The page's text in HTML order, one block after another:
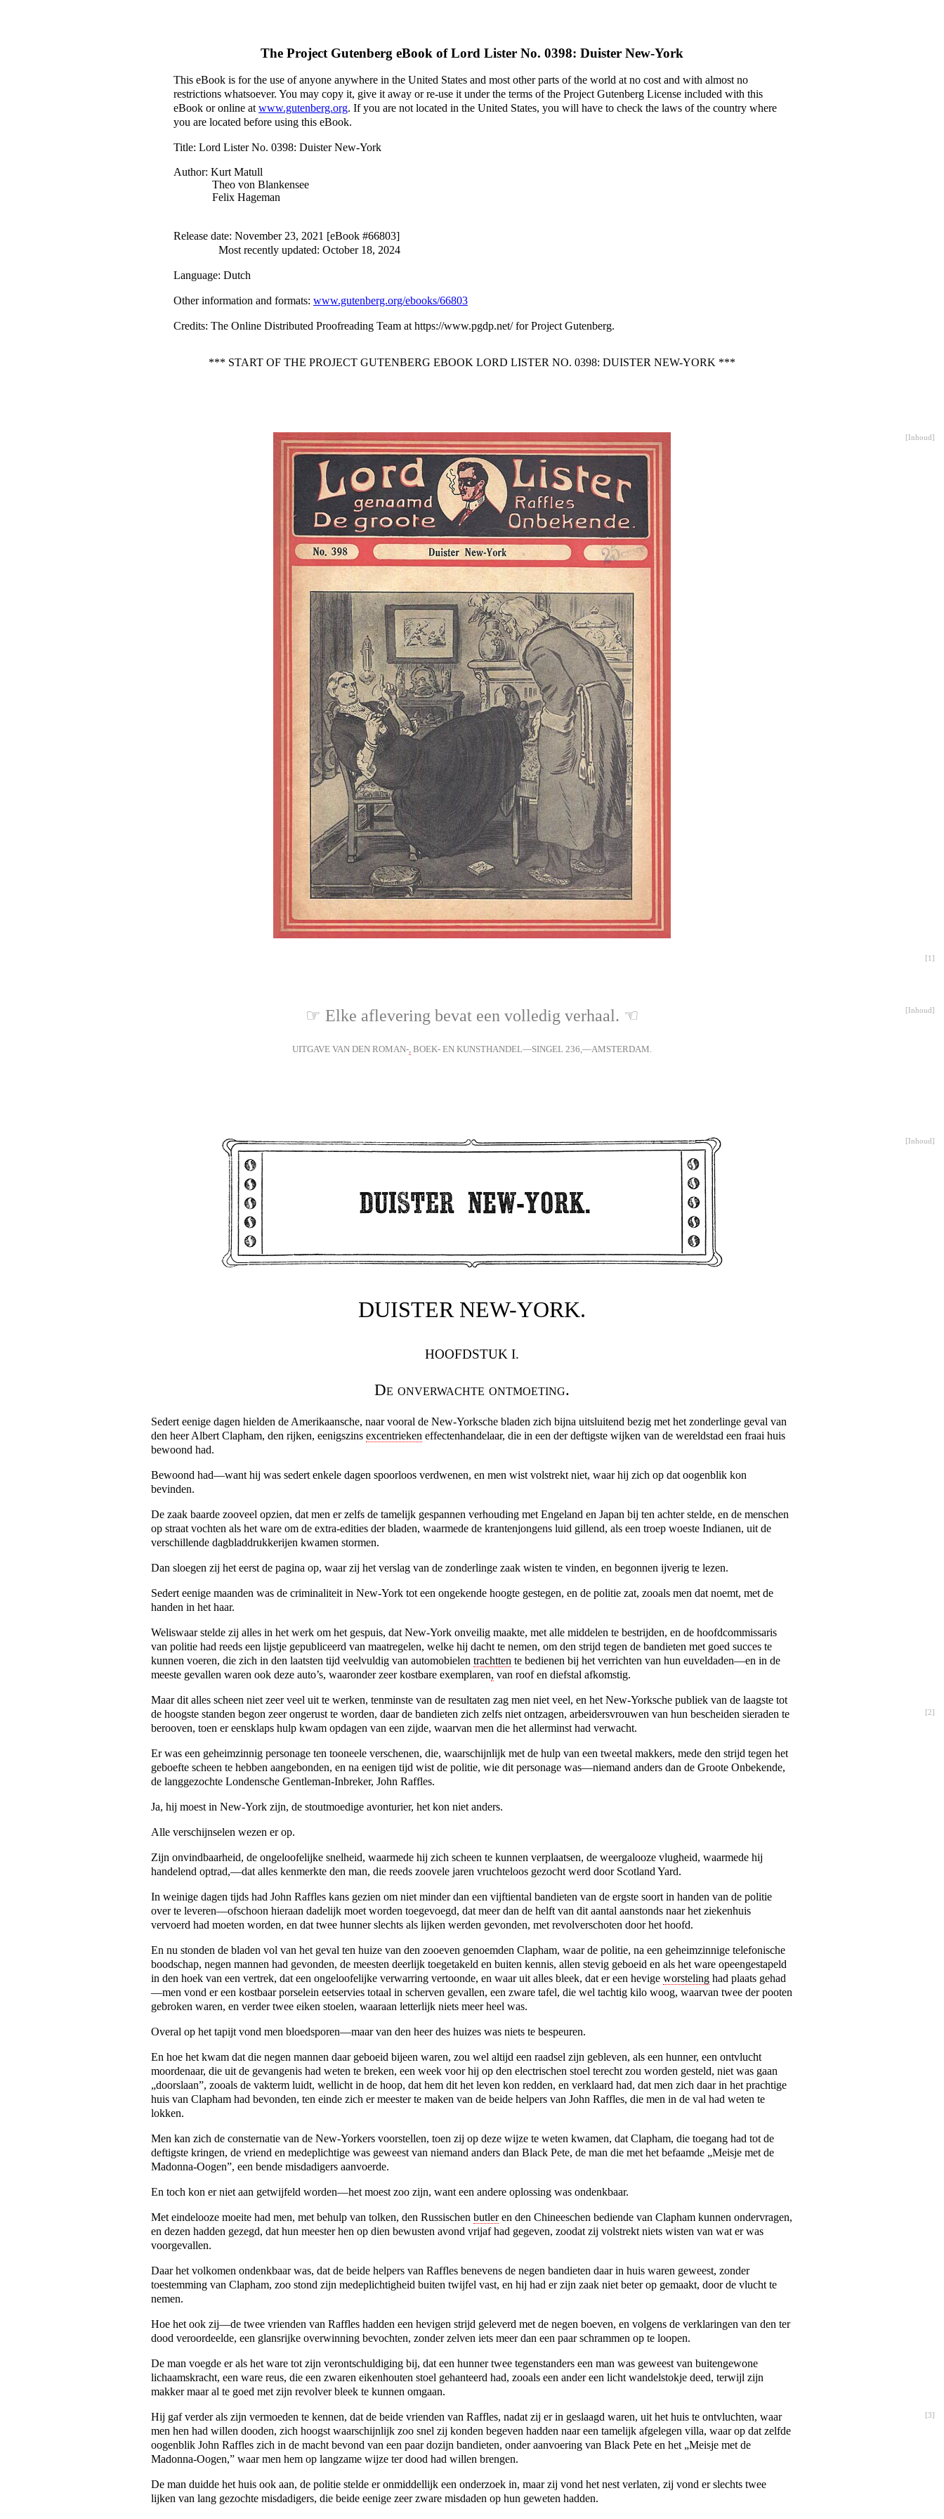
The Project Gutenberg eBook ofLord Lister No. 0398: Duister New-York
This eBook is for the use of anyone anywhere in the United States and most other parts of the world at no cost and with almost no
restrictions whatsoever. You may copy it, give it away or re-use it under the terms of the Project Gutenberg License included with this
eBook or online atwww.gutenberg.org. If you are not located in the United States, you will have to check the laws of the country where
you are located before using this eBook.
Title: Lord Lister No. 0398: Duister New-York
Author: Kurt Matull
Theo von Blankensee
Felix Hageman
Release date: November 23, 2021 [eBook #66803]
Most recently updated: October 18, 2024
Language: Dutch
Other information and formats:www.gutenberg.org/ebooks/66803
Credits: The Online Distributed Proofreading Team at https://www.pgdp.net/ for Project Gutenberg.
*** START OF THE PROJECT GUTENBERG EBOOK LORD LISTER NO. 0398: DUISTER NEW-YORK ***
[ Inhoud]
[1 ]
[Inhoud]
☞ Elke aflevering bevat een volledig verhaal. ☜
UITGAVE VAN DEN ROMAN- BOEK- EN KUNSTHANDEL—SINGEL 236,—AMSTERDAM.
[Inhoud]
DUISTER NEW-YORK.
HOOFDSTUK I.
De onverwachte ontmoeting.
Sedert eenige dagen hielden de Amerikaansche, naar vooral de New-Yorksche bladen zich bijna uitsluitend bezig met het zonderlinge geval van
den heer Albert Clapham, den rijken, eenigszinsexcentrieken effectenhandelaar, die in een der deftigste wijken van de wereldstad een fraai huis
bewoond had.
Bewoond had—want hij was sedert enkele dagen spoorloos verdwenen, en men wist volstrekt niet, waar hij zich op dat oogenblik kon
bevinden.
De zaak baarde zooveel opzien, dat men er zelfs de tamelijk gespannen verhouding met Engeland en Japan bij ten achter stelde, en de menschen
op straat vochten als het ware om de extra-edities der bladen, waarmede de krantenjongens luid gillend, als een troep woeste Indianen, uit de
verschillende dagbladdrukkerijen kwamen stormen.
Dan sloegen zij het eerst de pagina op, waar zij het verslag van de zonderlinge zaak wisten te vinden, en begonnen ijverig te lezen.
Sedert eenige maanden was de criminaliteit in New-York tot een ongekende hoogte gestegen, en de politie zat, zooals men dat noemt, met de
handen in het haar.
Weliswaar stelde zij alles in het werk om het gespuis, dat New-York onveilig maakte, met alle middelen te bestrijden, en de hoofdcommissaris
van politie had reeds een lijstje gepubliceerd van maatregelen, welke hij dacht te nemen, om den strijd tegen de bandieten met goed succes te
kunnen voeren, die zich in den laatsten tijd veelvuldig van automobielentrachtten te bedienen bij het verrichten van hun euveldaden—en in de
meeste gevallen waren ook deze auto’s, waaronder zeer kostbare exemplaren, van roof en diefstal afkomstig.
Maar dit alles scheen niet zeer veel uit te werken, tenminste van de resultaten zag men niet veel, en het New-Yorksche publiek van de laagste tot
de hoogste standen begon zeer ongerust te worden,
[2]
daar de bandieten zich zelfs niet ontzagen, arbeidersvrouwen van hun bescheiden sieraden te
berooven, toen er eensklaps hulp kwam opdagen van een zijde, waarvan men die het allerminst had verwacht.
Er was een geheimzinnig personage ten tooneele verschenen, die, waarschijnlijk met de hulp van een tweetal makkers, mede den strijd tegen het
geboefte scheen te hebben aangebonden, en na eenigen tijd wist de politie, wie dit personage was—niemand anders dan de Groote Onbekende,
de langgezochte Londensche Gentleman-Inbreker, John Raffles.
Ja, hij moest in New-York zijn, de stoutmoedige avonturier, het kon niet anders.
Alle verschijnselen wezen er op.
Zijn onvindbaarheid, de ongeloofelijke snelheid, waarmede hij zich scheen te kunnen verplaatsen, de weergalooze vlugheid, waarmede hij
handelend optrad,—dat alles kenmerkte den man, die reeds zoovele jaren vruchteloos gezocht werd door Scotland Yard.
In weinige dagen tijds had John Raffles kans gezien om niet minder dan een vijftiental bandieten van de ergste soort in handen van de politie
over te leveren—ofschoon hieraan dadelijk moet worden toegevoegd, dat meer dan de helft van dit aantal aanstonds naar het ziekenhuis
vervoerd had moeten worden, en dat twee hunner slechts als lijken werden gevonden, met revolverschoten door het hoofd.
En nu stonden de bladen vol van het geval ten huize van den zooeven genoemden Clapham, waar de politie, na een geheimzinnige telefonische
boodschap, negen mannen had gevonden, de meesten deerlijk toegetakeld en buiten kennis, allen stevig geboeid en als het ware opeengestapeld
in den hoek van een vertrek, dat een ongeloofelijke verwarring vertoonde, en waar uit alles bleek, dat er een hevigeworsteling had plaats gehad
—men vond er een kostbaar porselein eetservies totaal in scherven gevallen, een zware tafel, die wel tachtig kilo woog, waarvan twee der pooten
gebroken waren, en verder twee eiken stoelen, waaraan letterlijk niets meer heel was.
Overal op het tapijt vond men bloedsporen—maar van den heer des huizes was niets te bespeuren.
En hoe het kwam dat die negen mannen daar geboeid bijeen waren, zou wel altijd een raadsel zijn gebleven, als een hunner, een ontvlucht
moordenaar, die uit de gevangenis had weten te breken, een week voor hij op den electrischen stoel terecht zou worden gesteld, niet was gaan
„doorslaan”, zooals de vakterm luidt, wellicht in de hoop, dat hem dit het leven kon redden, en verklaard had, dat men zich daar in het prachtige
huis van Clapham had bevonden, ten einde zich er meester te maken van de beide helpers van John Raffles, die men in de val had weten te
lokken.
Men kan zich de consternatie van de New-Yorkers voorstellen, toen zij op deze wijze te weten kwamen, dat Clapham, die toegang had tot de
deftigste kringen, de vriend en medeplichtige was geweest van niemand anders dan Black Pete, de man die met het befaamde „Meisje met de
Madonna-Oogen”, een bende misdadigers aanvoerde.
En toch kon er niet aan getwijfeld worden—het moest zoo zijn, want een andere oplossing was ondenkbaar.
Met eindelooze moeite had men, met behulp van tolken, den Russischenbutleren den Chineeschen bediende van Clapham kunnen ondervragen,
en dezen hadden gezegd, dat hun meester hen op dien bewusten avond vrijaf had gegeven, zoodat zij volstrekt niets wisten van wat er was
voorgevallen.
Daar het volkomen ondenkbaar was, dat de beide helpers van Raffles benevens de negen bandieten daar in huis waren geweest, zonder
toestemming van Clapham, zoo stond zijn medeplichtigheid buiten twijfel vast, en hij had er zijn zaak niet beter op gemaakt, door de vlucht te
nemen.
Hoe het ook zij—de twee vrienden van Raffles hadden een hevigen strijd geleverd met de negen boeven, en volgens de verklaringen van den ter
dood veroordeelde, een glansrijke overwinning bevochten, zonder zelven iets meer dan een paar schrammen op te loopen.
De man voegde er als het ware tot zijn verontschuldiging bij, dat een hunner twee tegenstanders een man was geweest van buitengewone
lichaamskracht, een ware reus, die een zwaren eikenhouten stoel gehanteerd had, zooals een ander een licht wandelstokje deed, terwijl zijn
makker maar al te goed met zijn revolver bleek te kunnen omgaan.
Hij gaf verder als zijn vermoeden te kennen, dat de beide vrienden van Raffles, nadat zij er in geslaagd [3]
waren, uit het huis te ontvluchten, waar
men hen had willen dooden, zich hoogst waarschijnlijk zoo snel zij konden begeven hadden naar een tamelijk afgelegen villa, waar op dat zelfde
oogenblik John Raffles zich in de macht bevond van een paar dozijn bandieten, onder aanvoering van Black Pete en het „Meisje met de
Madonna-Oogen,” waar men hem op langzame wijze ter dood had willen brengen.
De man duidde het huis ook aan, de politie stelde er onmiddellijk een onderzoek in, maar zij vond het nest verlaten, zij vond er slechts twee
lijken van lang gezochte misdadigers, die beide eenige zeer zware misdaden op hun geweten hadden.